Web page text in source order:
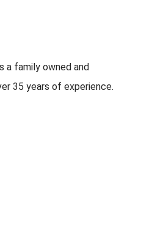
a family owned and
35 years of experience.